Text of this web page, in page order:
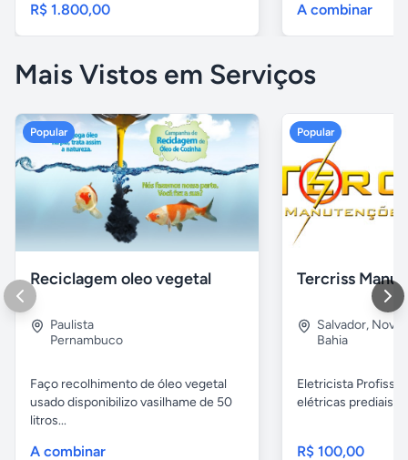
R$ 1.800,00 A combinar
Mais Vistos em Serviços
Popular
Reciclagem oleo vegetal
Paulista
Pernambuco
Faço recolhimento de óleo vegetal
usado disponibilizo vasilhame de 50
litros...
A combinar
Popular
Salvador, Nova
Bahia
Eletricista
elétricas prediais e
R$ 100,00